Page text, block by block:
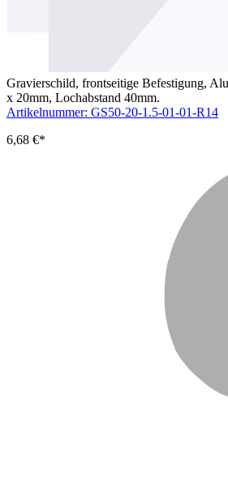
Gravierschild, frontseitige Befestigung,
x 20mm, Lochabstand 40mm.
Artikelnummer: GS50-20-1.5-01-01-R14
6,68 €*